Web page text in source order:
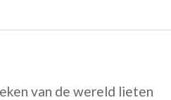
van de wereld lieten